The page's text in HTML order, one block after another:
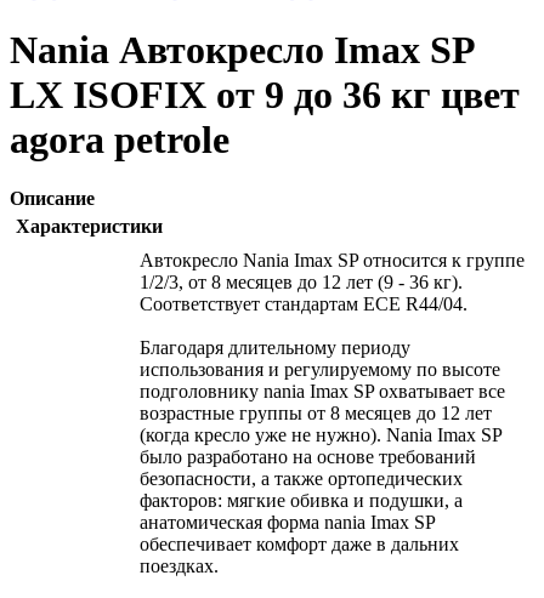
Nania Автокресло Imax SP
LX ISOFIX от 9 до 36 кг цвет
agora petrole
Описание
Характеристики
Автокресло Nania Imax SP относится к группе
1/2/3, от 8 месяцев до 12 лет (9 - 36 кг).
Соответствует стандартам ECE R44/04.
Благодаря длительному периоду
использования и регулируемому по высоте
подголовнику nania Imax SP охватывает все
возрастные группы от 8 месяцев до 12 лет
(когда кресло уже не нужно). Nania Imax SP
было разработано на основе требований
безопасности, а также ортопедических
факторов: мягкие обивка и подушки, а
анатомическая форма nania Imax SP
обеспечивает комфорт даже в дальних
поездках.